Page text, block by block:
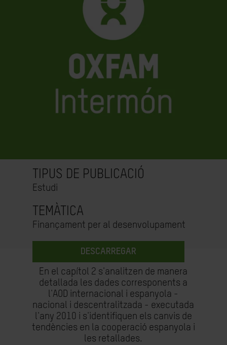
TIPUS DE PUBLICACIÓ
Estudi
TEMÀTICA
Finançament per al desenvolupament
DESCARREGAR
En el capítol 2 s'analitzen de manera
detallada les dades corresponents a
l'AOD internacional i espanyola -
nacional i descentralitzada - executada
l'any 2010 i s'identifiquen els canvis de
tendències en la cooperació espanyola i
les retallades.